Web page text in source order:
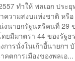
ทำให้ พลเอก ประ
วามสงบแห่งชาติ หรื
นายกรัฐนตรีคนที่ 29
ยมีมาตรา 44 ของรัฐ
ารนั่งในเก้าอี้นายกฯ
คตการเมืองของพลเอ...